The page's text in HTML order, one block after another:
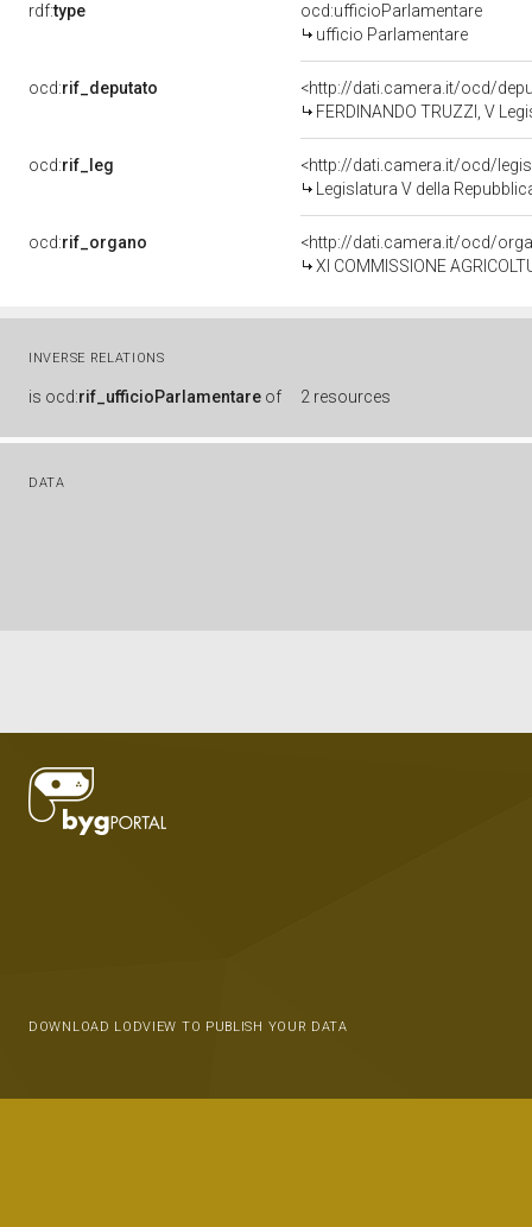
rdf:type
ocd:ufficioParlamentare
ufficio Parlamentare
ocd:rif_deputato
<http://dati.camera.it/ocd/
FERDINANDO TRUZZI, V
ocd:rif_leg
<http://dati.camera.it/ocd/
Legislatura V della
ocd:rif_organo
<http://dati.camera.it/ocd/
XI COMMISSIONE
INVERSE RELATIONS
is ocd:rif_ufficioParlamentare of 2 resources
DATA
DOWNLOAD LODVIEW TO PUBLISH YOUR DATA